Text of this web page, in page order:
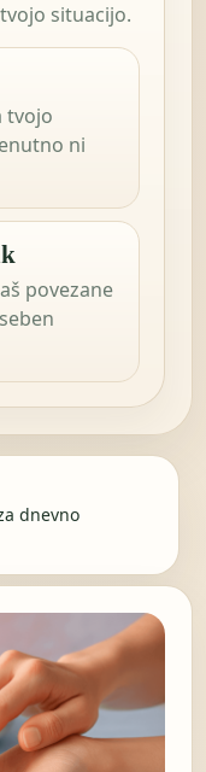
situacijo.
tvojo
ni
povezane
dnevno